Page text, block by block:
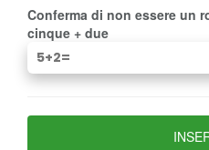
Conferma di non essere un
cinque + due